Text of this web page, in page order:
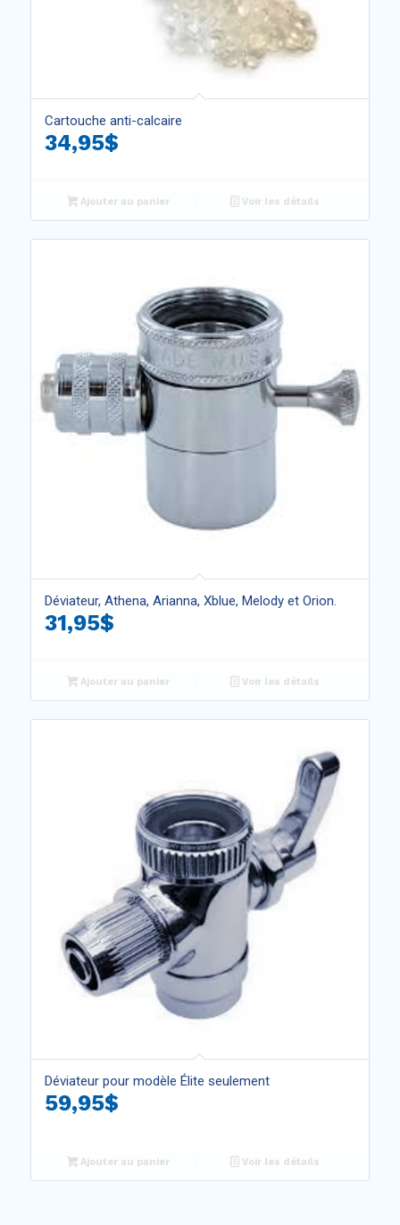
Cartouche anti-calcaire
34,95$
Ajouter au panier Voir les détails
Déviateur, Athena, Arianna, Xblue, Melody et Orion.
31,95$
Ajouter au panier Voir les détails
Déviateur pour modèle Élite seulement
59,95$
Ajouter au panier Voir les détails